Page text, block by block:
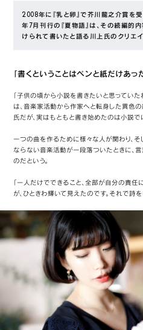
2008年に『乳と卵』で芥川龍之介賞を
年7月刊行の『夏物語』は、その続編的
けられて書いたと語る川上氏のクリエイ
「書くということはペンと紙だけあっ
「子供の頃から小説を書きたいと思ってい
は、音楽家活動から作家へと転身した異色
氏だが、実はもともと書き始めたのは小説で
一つの曲を作るために様々な人が関わり、
ならない音楽活動が一段落ついたときに、
のだという。
「一人だけでできること、全部が自分の責
が、ひときわ輝いて見えたのです。それで詩を